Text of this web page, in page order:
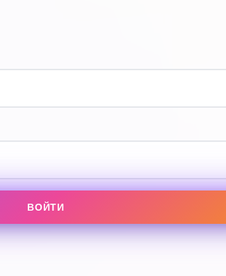
ВОЙТИ